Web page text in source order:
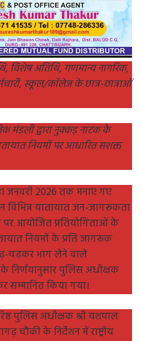
विशेष अतिथि, गणमान्य नागरिक,
स्कूल/कॉलेज के छात्र-छात्राओं
मंडली द्वारा नुक्कड़ नाटक के
नियमों पर आधारित सशक्त
जनवरी 2026 तक मनाए गए
विभिन्न यातायात जन-जागरूकता
आयोजित प्रतियोगिताओं के
नियमों के प्रति जागरूक
चढ़कर भाग लेने वाले
निर्णयानुसार पुलिस अधीक्षक
कर सम्मानित किया गया।
पुलिस अधीक्षक श्री यशपाल
चौकी के निर्देशन में राष्ट्रीय